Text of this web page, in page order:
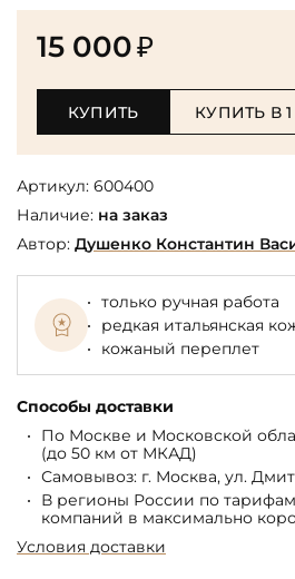
15 000₽
КУПИТЬ КУПИТЬ В
Артикул: 600400
Наличие: на заказ
Автор: Душенко Константин
только ручная работа
редкая итальянская
кожаный переплет
Способы доставки
По Москве и Московской
(до 50 км от МКАД)
Самовывоз: г. Москва, ул.
В регионы России по
компаний в максимально
Условия доставки